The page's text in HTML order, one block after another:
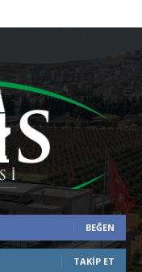
BEĞEN
TAKIP ET